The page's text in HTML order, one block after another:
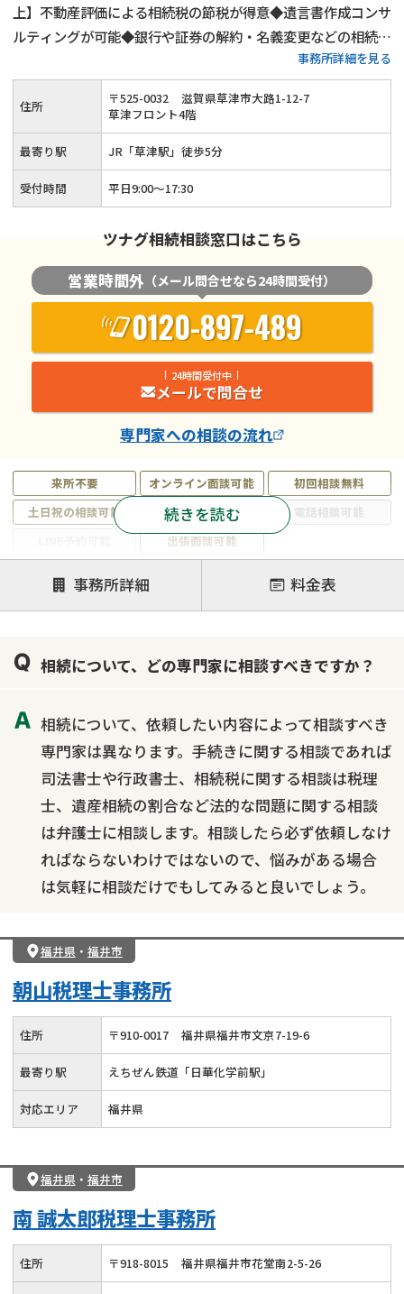
上】不動産評価による相続税の節税が得意◆遺言書作成コンサ
ルティングが可能◆銀行や証券の解約・名義変更などの相続関
連手続きも可能◆ひかりグループの各法人と連携して、ワンス
トップで相続手続きに対応します。相続のことなら経験豊富な
当法人にお任せください。
事務所詳細を見る
来所不要 オンライン面談可能
初回相談無料
土日祝の相談可能
19時以降電話可能
電話相談可能
出張面談可能
注力案件
遺言書作成・遺言執行
相続放棄
相続登記
相続手続き
銀行手続き
家族信託
相続人調査
相続財産調査
不動産評価(相続不動産)
相続トラブル
続きを読む
住所 〒525-0032
滋賀県草津市大路1-12-7
草津フロント4階
最寄り駅 JR「草津駅」徒歩5分
受付時間 平日9:00～17:30
ツナグ相続相談窓口はこちら
営業時間外 （メール問合せなら24時間受付）
0120-897-489
24時間受付中
メールで問合せ
専門家への相談の流れ
事務所詳細 料金表
相続について、どの専門家に相談すべきですか？
相続について、依頼したい内容によって相談すべき
専門家は異なります。手続きに関する相談であれば
司法書士や行政書士、相続税に関する相談は税理
士、遺産相続の割合など法的な問題に関する相談
は弁護士に相談します。相談したら必ず依頼しなけ
ればならないわけではないので、悩みがある場合
は気軽に相談だけでもしてみると良いでしょう。
福井県 ・ 福井市
朝山税理士事務所
住所 〒910-0017 福井県福井市文京7-19-6
最寄り駅 えちぜん鉄道「日華化学前駅」
対応エリア 福井県
福井県 ・ 福井市
南 誠太郎税理士事務所
住所 〒918-8015 福井県福井市花堂南2-5-26